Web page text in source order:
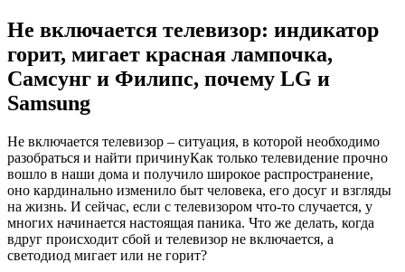
Не включается телевизор: индикатор
горит, мигает красная лампочка,
Самсунг и Филипс, почему LG и
Samsung
Не включается телевизор – ситуация, в которой необходимо
разобраться и найти причинуКак только телевидение прочно
вошло в наши дома и получило широкое распространение,
оно кардинально изменило быт человека, его досуг и взгляды
на жизнь. И сейчас, если с телевизором что-то случается, у
многих начинается настоящая паника. Что же делать, когда
вдруг происходит сбой и телевизор не включается, а
светодиод мигает или не горит?